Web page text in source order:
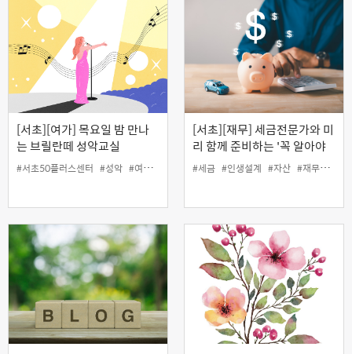
[서초][여가] 목요일 밤 만나
는 브릴란떼 성악교실
#서초50플러스센터 #성악 #여가 #인생설계
[서초][재무] 세금전문가와 미
리 함께 준비하는 '꼭 알아야
할 자산관리와 절세 전략'
#세금 #인생설계 #자산 #재무 #절세